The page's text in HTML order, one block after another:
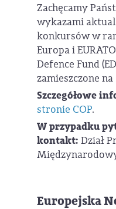
Zachęcamy
wykazami
konkursów w
Europa i
Defence Fund
zamieszczone
Szczegółowe
stronie COP.
W przypadku
kontakt: Dział
Europejska